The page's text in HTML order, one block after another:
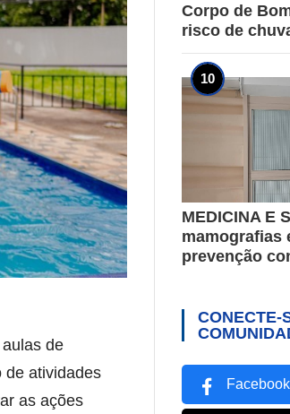
de
de atividades
as ações
Corpo de
risco de
MEDICINA E
mamografias
prevenção
CONECTE-
Facebook